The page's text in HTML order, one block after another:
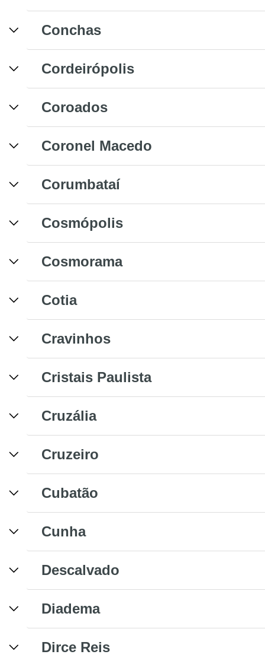
Conchas
Cordeirópolis
Coroados
Coronel Macedo
Corumbataí
Cosmópolis
Cosmorama
Cotia
Cravinhos
Cristais Paulista
Cruzália
Cruzeiro
Cubatão
Cunha
Descalvado
Diadema
Dirce Reis